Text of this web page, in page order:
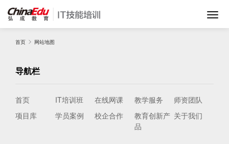
首页
IT培训班
在线网课
首页 网站地图
导航栏
首页 IT培训班 在线网课 教学服务
师资团队
项目库
学员案例 校企合作
教育创新产
品
关于我们